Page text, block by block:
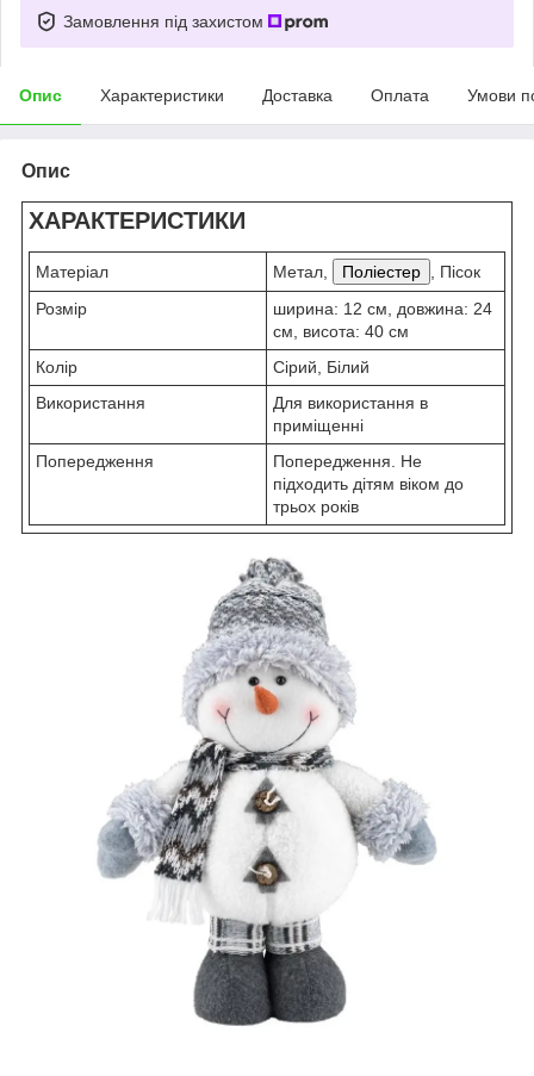
Замовлення під захистом
Опис Характеристики Доставка Оплата Умови
Опис
ХАРАКТЕРИСТИКИ
Матеріал Метал, Поліестер , Пісок
Розмір
ширина: 12 см, довжина: 24
см, висота: 40 см
Колір
Сірий, Білий
Використання
Для використання в
приміщенні
Попередження
Попередження. Не
підходить дітям віком до
трьох років